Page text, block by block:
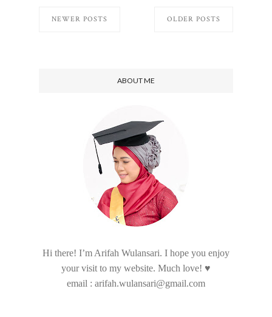
NEWER POSTS OLDER POSTS
ABOUT ME
Hi there! I’m Arifah Wulansari. I hope you enjoy
your visit to my website. Much love! ♥
email : arifah.wulansari@gmail.com